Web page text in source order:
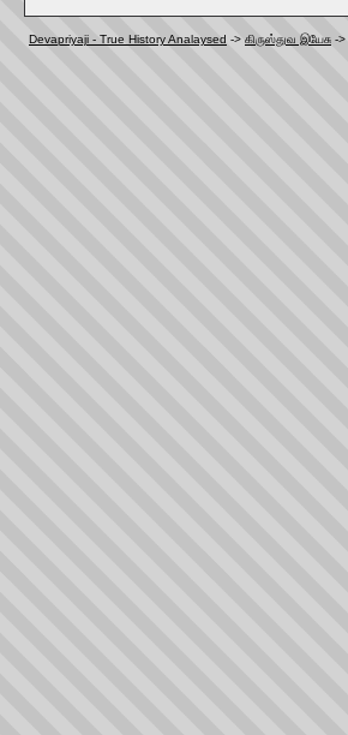
Devapriyaji - True History Analaysed -> கிருஸ்துவ இயேசு ->